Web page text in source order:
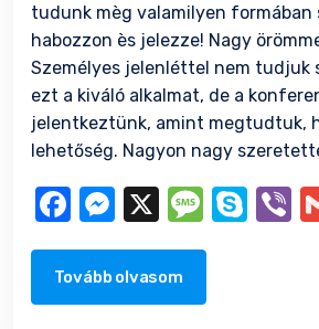
tudunk mèg valamilyen formában
habozzon ès jelezze! Nagy
Személyes jelenléttel nem tudjuk
ezt a kiváló alkalmat, de a
jelentkeztünk, amint megtudtuk,
lehetőség. Nagyon nagy
Facebook
Messenger
X
Tovább olvasom